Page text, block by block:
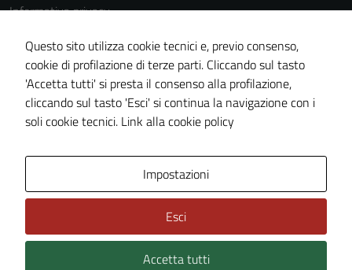
Informativa privacy
Cookie Policy
Note legali
Dichiarazione di accessibilità
Piano di miglioramento del sito
Technical Design s.r.l.
Questo sito utilizza cookie tecnici e, previo consenso,
cookie di profilazione di terze parti. Cliccando sul tasto
'Accetta tutti' si presta il consenso alla profilazione,
cliccando sul tasto 'Esci' si continua la navigazione con i
soli cookie tecnici. Link alla cookie policy
Impostazioni
Esci
Accetta tutti